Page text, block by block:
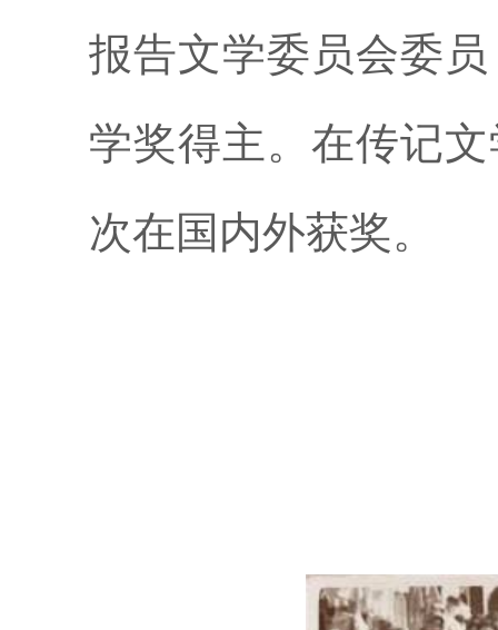
报告文学委员会委
学奖得主。在传记
次在国内外获奖。